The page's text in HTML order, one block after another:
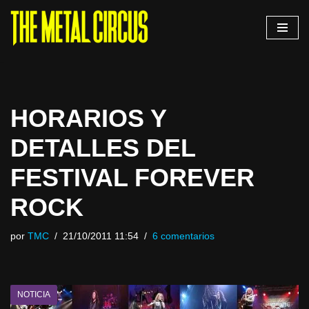
Saltar
HORARIOS Y
DETALLES DEL
FESTIVAL FOREVER
ROCK
por TMC 21/10/2011 11:54 6 comentarios
NOTICIA